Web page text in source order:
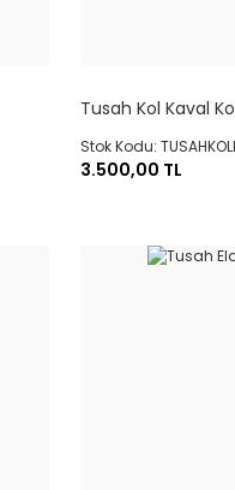
Tusah Kol Kaval
Stok Kodu:
3.500,00 TL